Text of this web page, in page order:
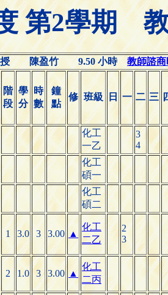
第2學期
陳盈竹 9.50 小時 教師諮商
階
段
學
分
時
數
鐘
點
修 班級 日 一 二 三
化工
一乙
3
4
化工
碩一
化工
碩二
1 3.0 3 3.00 ▲
化工
二乙
2
3
2 1.0 3 3.00 ▲
化工
二丙